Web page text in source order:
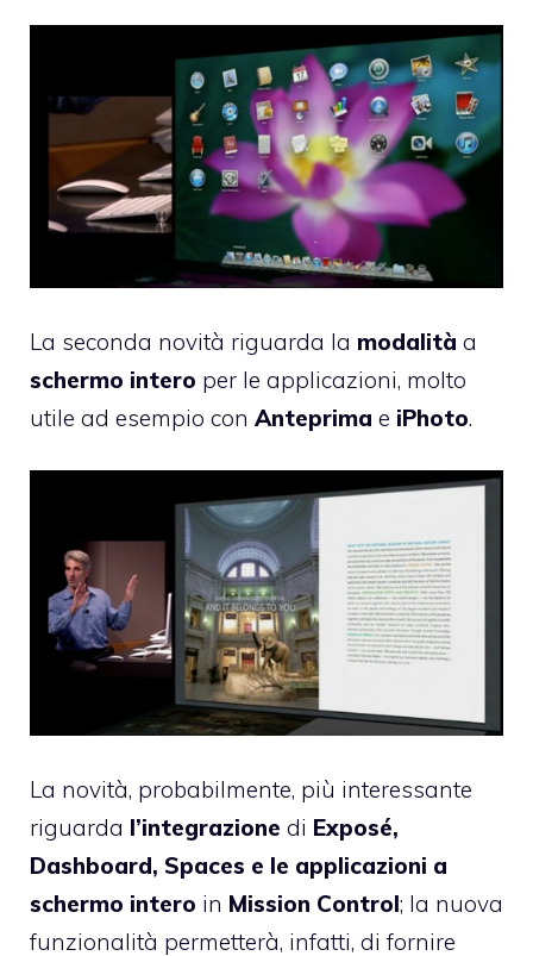
La seconda novità riguarda la modalità a
schermo intero per le applicazioni, molto
utile ad esempio con Anteprima e iPhoto.
La novità, probabilmente, più interessante
riguarda l’integrazione di Exposé,
Dashboard, Spaces e le applicazioni a
schermo intero in Mission Control; la nuova
funzionalità permetterà, infatti, di fornire